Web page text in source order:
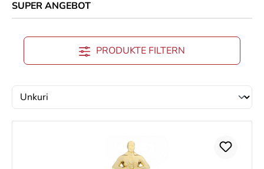
SUPER ANGEBOT
PRODUKTE FILTERN